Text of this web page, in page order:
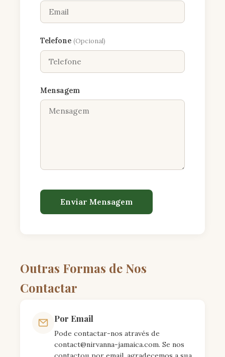
Telefone (Opcional)
Mensagem
Enviar Mensagem
Outras Formas de Nos
Contactar
Por Email
Pode contactar-nos através de
contact@nirvanna-jamaica.com. Se nos